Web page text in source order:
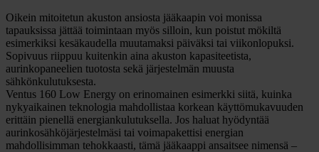
Oikein mitoitetun akuston ansiosta jääkaapin voi monissa
tapauksissa jättää toimintaan myös silloin, kun poistut mökiltä
esimerkiksi kesäkaudella muutamaksi päiväksi tai viikonlopuksi.
Sopivuus riippuu kuitenkin aina akuston kapasiteetista,
aurinkopaneelien tuotosta sekä järjestelmän muusta
sähkönkulutuksesta.
Ventus 160 Low Energy on erinomainen esimerkki siitä, kuinka
nykyaikainen teknologia mahdollistaa korkean käyttömukavuuden
erittäin pienellä energiankulutuksella. Jos haluat hyödyntää
aurinkosähköjärjestelmäsi tai voimapakettisi energian
mahdollisimman tehokkaasti, tämä jääkaappi ansaitsee nimensä –